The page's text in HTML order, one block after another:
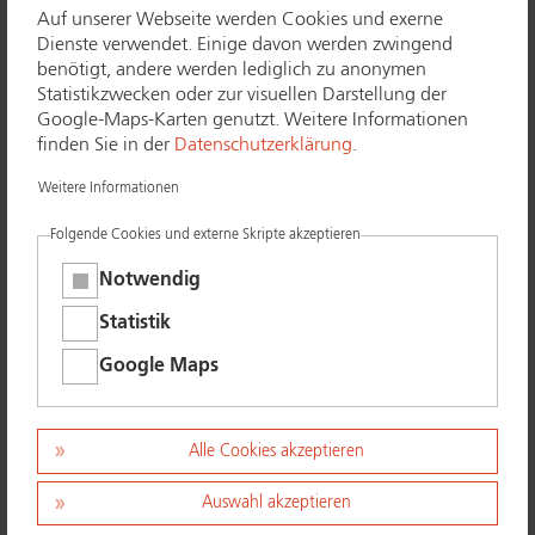
Auf unserer Webseite werden Cookies und exerne
Dienste verwendet. Einige davon werden zwingend
benötigt, andere werden lediglich zu anonymen
Statistikzwecken oder zur visuellen Darstellung der
Google-Maps-Karten genutzt. Weitere Informationen
finden Sie in der Datenschutzerklärung.
Weitere Informationen
Folgende Cookies und externe Skripte akzeptieren
Notwendig
Statistik
Google Maps
Alle Cookies akzeptieren
Auswahl akzeptieren
Bedienteil Alarmanlage mit Smart-
Home-Funk­tio­nen
5000 x 3333 Px, 300 dpi
Quelle:
www.​k-​einbruch.​de
Bedienteil Alarmanlage mit Smart-Home-Funk­tio­nen
Abbildung Originalgröße
Bitte geben Sie stets als Quelle an:
Polizeiliche Kri­mi­nal­prä­ven­ti­on der Länder und des
Bundes
ma­ti­ons­an­ge­bot unterhttp://​www.​k-​einbruch.​de